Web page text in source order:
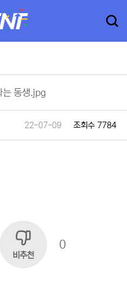
는 동생.jpg
22-07-09 조회수 7784
비추천
0